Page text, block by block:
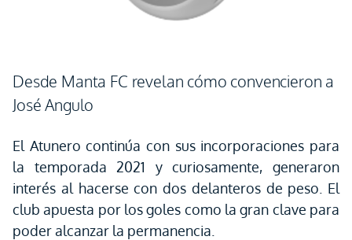
Desde Manta FC revelan cómo convencieron a
José Angulo
El Atunero continúa con sus incorporaciones para
la temporada 2021 y curiosamente, generaron
interés al hacerse con dos delanteros de peso. El
club apuesta por los goles como la gran clave para
poder alcanzar la permanencia.